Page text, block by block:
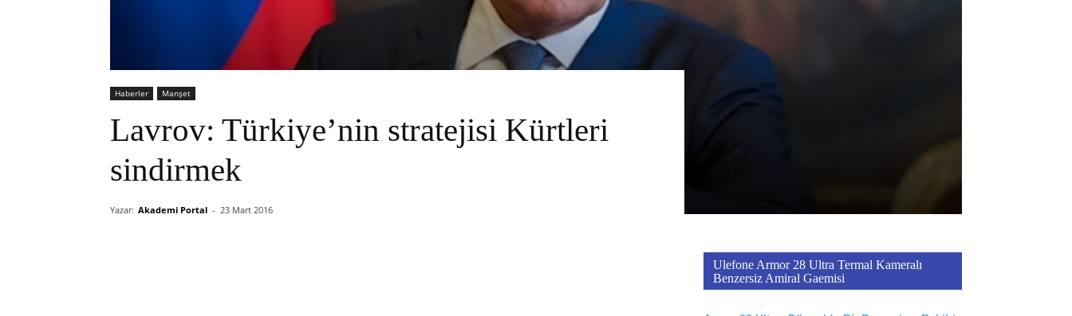
Haberler Manşet
Lavrov: Türkiye’nin stratejisi Kürtleri
sindirmek
Yazar: Akademi Portal - 23 Mart 2016
Ulefone Armor 28 Ultra Termal Kameralı
Benzersiz Amiral Gaemisi